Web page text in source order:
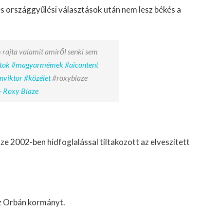
országgyűlési választások után nem lesz békés a
valamit amiről senki sem
#magyarmémek#aicontent
#közélet#roxyblaze
Roxy Blaze
2002-ben hídfoglalással tiltakozott az elveszített
Orbán kormányt.